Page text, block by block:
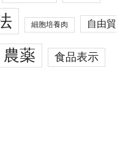
細胞培養肉 自由貿
農薬 食品表示